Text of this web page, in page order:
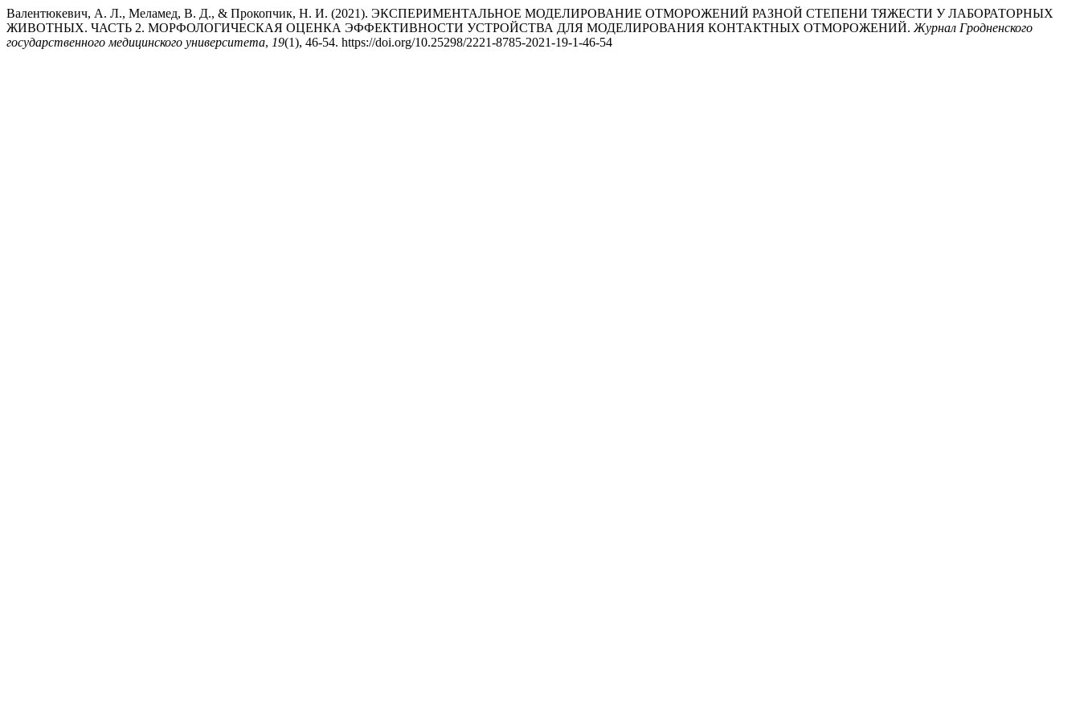
Валентюкевич, А. Л., Меламед, В. Д., & Прокопчик, Н. И. (2021). ЭКСПЕРИМЕНТАЛЬНОЕ МОДЕЛИРОВАНИЕ ОТМОРОЖЕНИЙ РАЗНОЙ СТЕПЕНИ ТЯЖЕСТИ У ЛАБОРАТОРНЫХ
ЖИВОТНЫХ. ЧАСТЬ 2. МОРФОЛОГИЧЕСКАЯ ОЦЕНКА ЭФФЕКТИВНОСТИ УСТРОЙСТВА ДЛЯ МОДЕЛИРОВАНИЯ КОНТАКТНЫХ ОТМОРОЖЕНИЙ. Журнал Гродненского
государственного медицинского университета, 19(1), 46-54. https://doi.org/10.25298/2221-8785-2021-19-1-46-54